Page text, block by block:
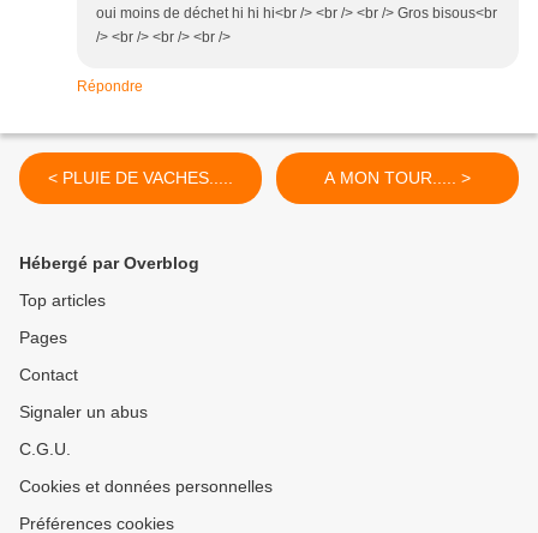
oui moins de déchet hi hi hi<br /> <br /> <br /> Gros bisous<br
/> <br /> <br /> <br />
Répondre
< PLUIE DE VACHES..... A MON TOUR..... >
Hébergé par Overblog
Top articles
Pages
Contact
Signaler un abus
C.G.U.
Cookies et données personnelles
Préférences cookies